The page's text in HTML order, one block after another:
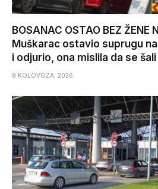
BOSANAC OSTAO BEZ ŽENE
Muškarac ostavio suprugu
i odjurio, ona mislila da se šali
8 KOLOVOZA, 2026